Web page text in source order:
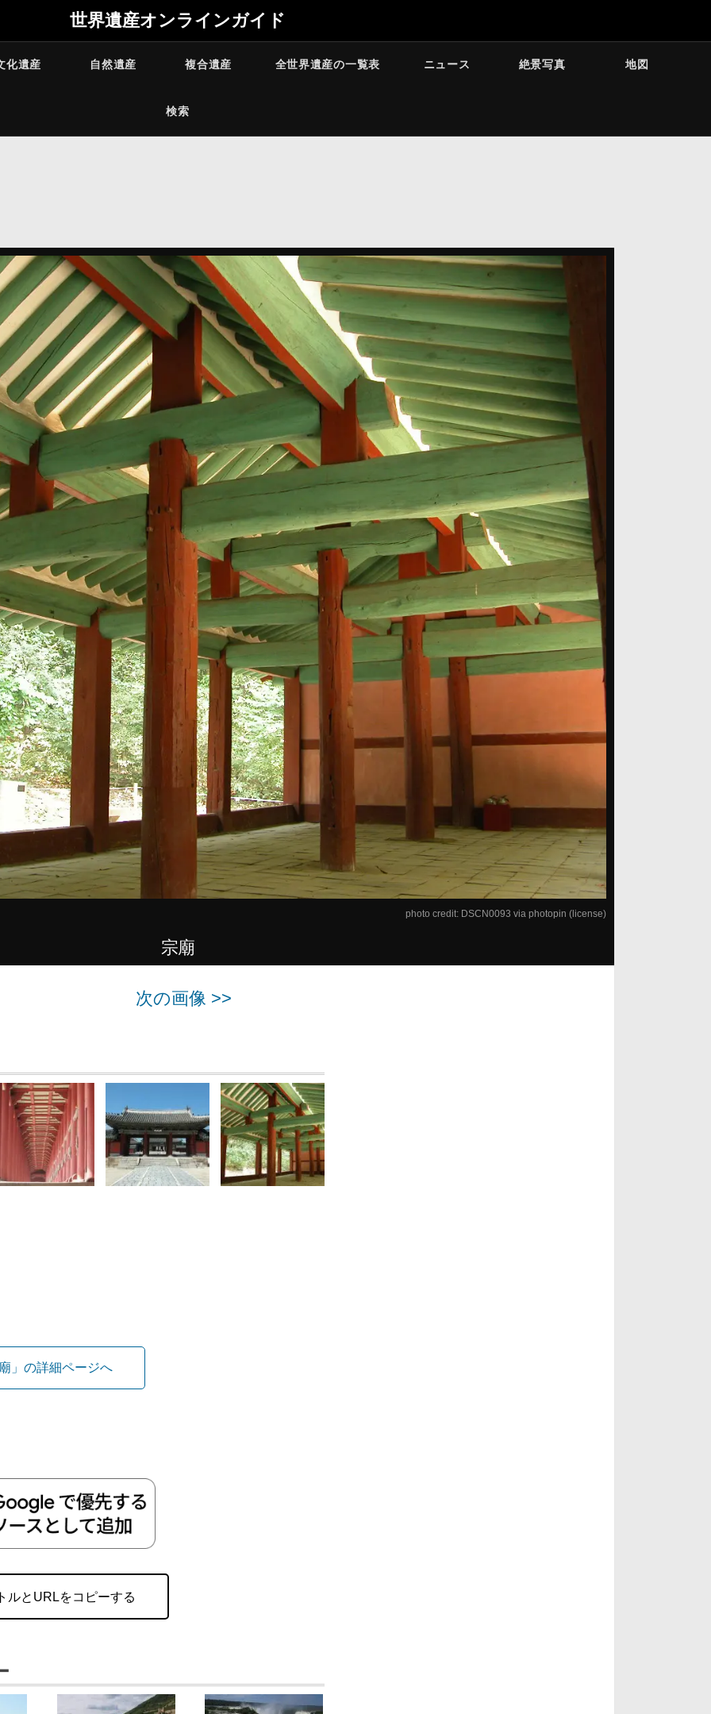
世界遺産オンラインガイド
化遺産 自然遺産 複合遺産 全世界遺産の一覧表 ニュース 絶景写真 地図
検索
photo credit: DSCN0093 via photopin (license)
宗廟
次の画像 >>
」の詳細ページへ
ルとURLをコピーする